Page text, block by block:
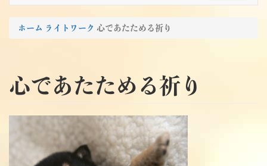
ホーム ライトワーク 心であたためる祈り
心であたためる祈り